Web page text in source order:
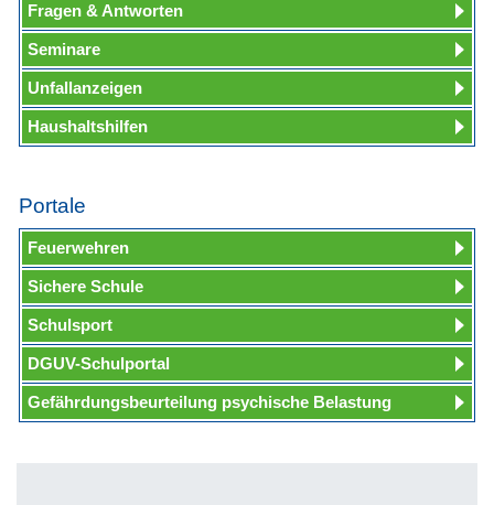
Fragen & Antworten
Seminare
Unfallanzeigen
Haushaltshilfen
Portale
Feuerwehren
Sichere Schule
Schulsport
DGUV-Schulportal
Gefährdungsbeurteilung psychische Belastung